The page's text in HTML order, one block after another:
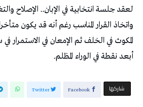
لعقد جلسة انتخابية في الإبان.. الإصلاح
واتخاذ القرار المناسب رغم أنه قد يكون
المكوث في الخلف ثم الإمعان في الاستمرار
أبعد نقطة في الوراء المظلم.
‫‫ شاركها‬ Facebook
Twitter